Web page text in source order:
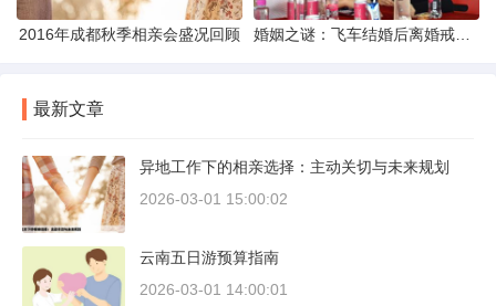
2016年成都秋季相亲会盛况回顾
最新文章
异地工作下的相亲选择：主动关切与未来规划
2026-03-01 15:00:02
云南五日游预算指南
2026-03-01 14:00:01